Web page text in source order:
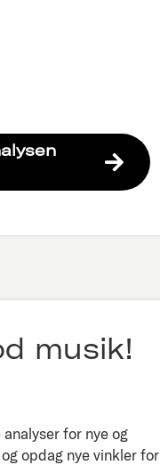
musik!
for nye og
opdag nye vinkler for